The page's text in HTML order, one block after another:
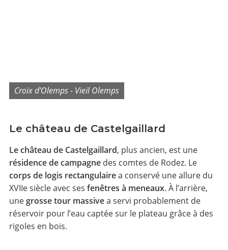
Croix d’Olemps - Vieil Olemps
Le château de Castelgaillard
Le château de Castelgaillard, plus ancien, est une
résidence de campagne des comtes de Rodez. Le
corps de logis rectangulairea conservé une allure du
XVIIe siècle avec ses fenêtres à meneaux. À l’arrière,
unegrosse tour massivea servi probablement de
réservoir pour l’eau captée sur le plateau grâce à des
rigoles en bois.